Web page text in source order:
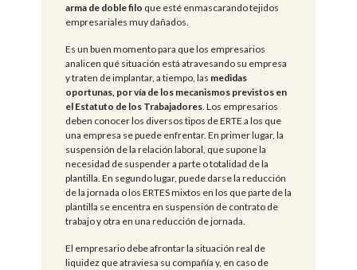
arma de doble filo que esté enmascarando tejidos
empresariales muy dañados.
Es un buen momento para que los empresarios
analicen qué situación está atravesando su empresa
y traten de implantar, a tiempo, las medidas
oportunas, por vía de los mecanismos previstos en
el Estatuto de los Trabajadores. Los empresarios
deben conocer los diversos tipos de ERTE a los que
una empresa se puede enfrentar. En primer lugar, la
suspensión de la relación laboral, que supone la
necesidad de suspender a parte o totalidad de la
plantilla. En segundo lugar, puede darse la reducción
de la jornada o los ERTES mixtos en los que parte de la
plantilla se encentra en suspensión de contrato de
trabajo y otra en una reducción de jornada.
El empresario debe afrontar la situación real de
liquidez que atraviesa su compañía y, en caso de